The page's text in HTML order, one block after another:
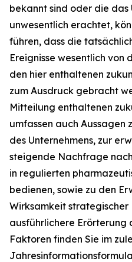
bekannt sind oder die das
unwesentlich erachtet,
führen, dass die
Ereignisse wesentlich von
den hier enthaltenen
zum Ausdruck gebracht
Mitteilung enthaltenen
umfassen auch Aussagen
des Unternehmens, zur
steigende Nachfrage
in regulierten
bedienen, sowie zu den
Wirksamkeit strategischer
ausführlichere Erörterung
Faktoren finden Sie im